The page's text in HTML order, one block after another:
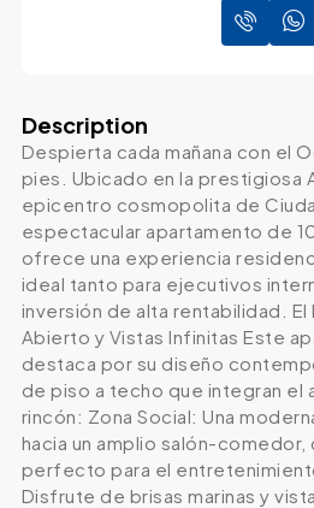
Description
Despierta cada mañana con el
pies. Ubicado en la prestigiosa
epicentro cosmopolita de
espectacular apartamento de
ofrece una experiencia
ideal tanto para ejecutivos
inversión de alta rentabilidad. El
Abierto y Vistas Infinitas Este
destaca por su diseño
de piso a techo que integran el
rincón: Zona Social: Una
hacia un amplio salón-
perfecto para el
Disfrute de brisas marinas y